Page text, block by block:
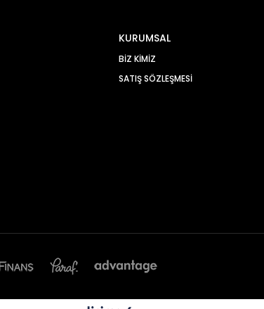
KURUMSAL
BİZ KİMİZ
SATIŞ SÖZLEŞMESİ